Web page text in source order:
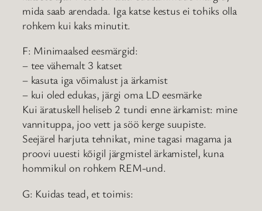
mida saab arendada. Iga katse kestus ei tohiks olla
rohkem kui kaks minutit.
F: Minimaalsed eesmärgid:
– tee vähemalt 3 katset
– kasuta iga võimalust ja ärkamist
– kui oled edukas, järgi oma LD eesmärke
Kui äratuskell heliseb 2 tundi enne ärkamist: mine
vannituppa, joo vett ja söö kerge suupiste.
Seejärel harjuta tehnikat, mine tagasi magama ja
proovi uuesti kõigil järgmistel ärkamistel, kuna
hommikul on rohkem REM-und.
G: Kuidas tead, et toimis: